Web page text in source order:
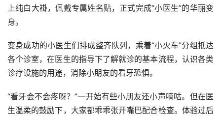
上纯白大褂，佩戴专属姓名贴，正式完成“小医生”的华丽变
身。
变身成功的小医生们排成整齐队列，乘着“小火车”分组抵达
各个诊室，在医生的指导下了解就诊的基本流程，认识各类
诊疗设施的用途，消除小朋友的看牙恐惧。
“看牙会不会疼呀？”一开始有些小朋友还小声嘀咕。但在医
生温柔的鼓励下，大家都乖乖张开嘴巴配合检查。体验过后